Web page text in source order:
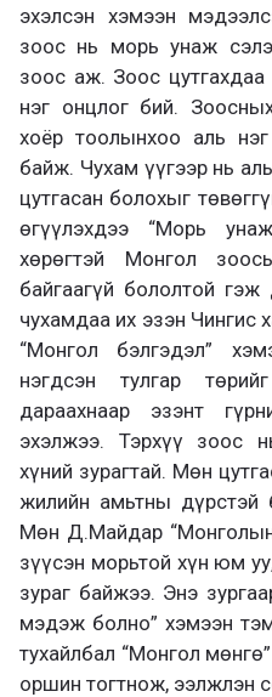
эхэлсэн хэмээн
зоос нь морь унаж
зоос аж. Зоос
нэг онцлог бий.
хоёр тоолынхоо аль
байж. Чухам үүгээр нь
цутгасан болохыг
өгүүлэхдээ “Морь
хөрөгтэй Монгол
байгаагүй бололтой
чухамдаа их эзэн
“Монгол бэлгэдэл”
нэгдсэн тулгар
дараахнаар эзэнт
эхэлжээ. Тэрхүү зоос
хүний зурагтай. Мөн
жилийн амьтны дүрстэй
Мөн Д.Майдар
зүүсэн морьтой хүн юм
зураг байжээ. Энэ
мэдэж болно” хэмээн
тухайлбал “Монгол
оршин тогтнож, ээлжлэн